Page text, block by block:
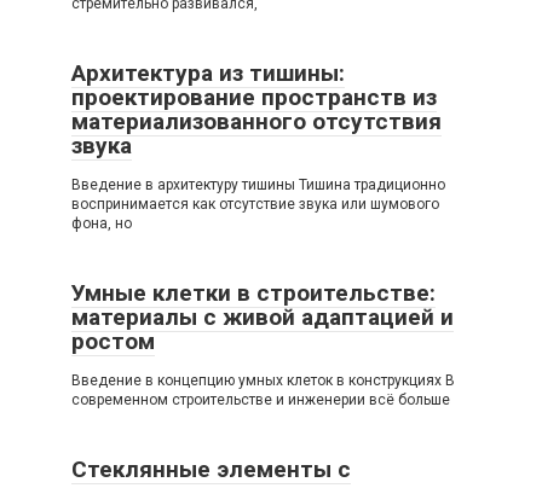
стремительно развивался,
Архитектура из тишины:
проектирование пространств из
материализованного отсутствия
звука
Введение в архитектуру тишины Тишина традиционно
воспринимается как отсутствие звука или шумового
фона, но
Умные клетки в строительстве:
материалы с живой адаптацией и
ростом
Введение в концепцию умных клеток в конструкциях В
современном строительстве и инженерии всё больше
Стеклянные элементы с